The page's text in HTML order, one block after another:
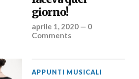
giorno!
aprile 1, 2020 — 0
Comments
APPUNTI MUSICALI